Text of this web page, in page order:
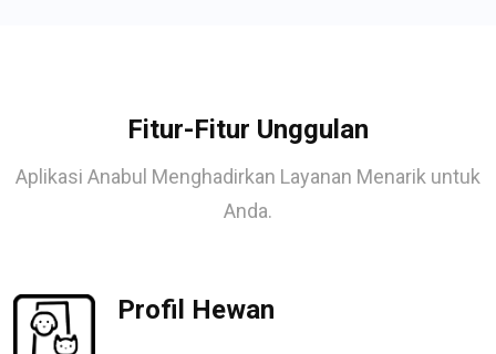
Fitur-Fitur Unggulan
Aplikasi Anabul Menghadirkan Layanan Menarik untuk
Anda.
Profil Hewan